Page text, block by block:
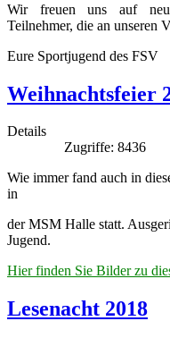
Wir freuen uns auf
Teilnehmer, die an unseren
Eure Sportjugend des FSV
Weihnachtsfeier
Details
Zugriffe: 8436
Wie immer fand auch in
in
der MSM Halle statt.
Jugend.
Hier finden Sie Bilder zu
Lesenacht 2018